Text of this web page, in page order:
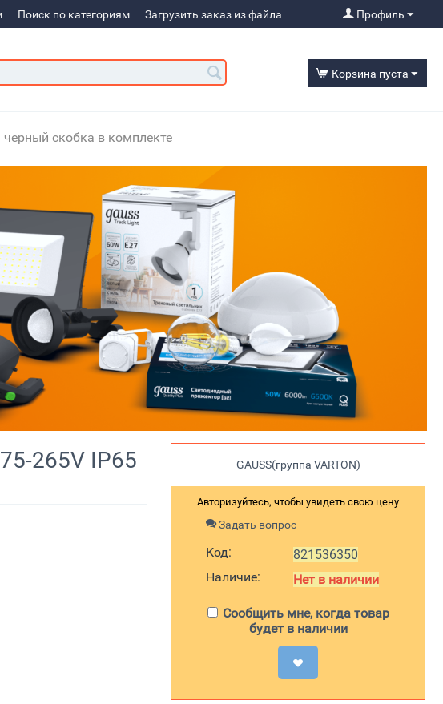
Поиск по категориям Загрузить заказ из файла Профиль
Корзина пуста
скобка в комплекте
265V IP65
GAUSS(группа VARTON)
Авторизуйтесь, чтобы увидеть свою цену
Задать вопрос
Код:
821536350
Наличие:
Нет в наличии
Сообщить мне, когда товар
будет в наличии